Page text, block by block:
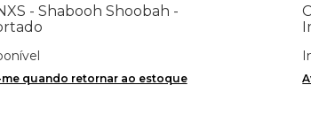
- Shabooh Shoobah -
me quando retornar ao estoque